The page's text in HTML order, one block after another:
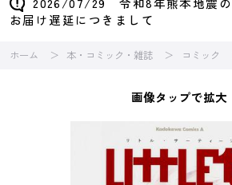
お届け遅延につきまして
ホーム 本・コミック・雑誌 コミック
画像タップで拡大